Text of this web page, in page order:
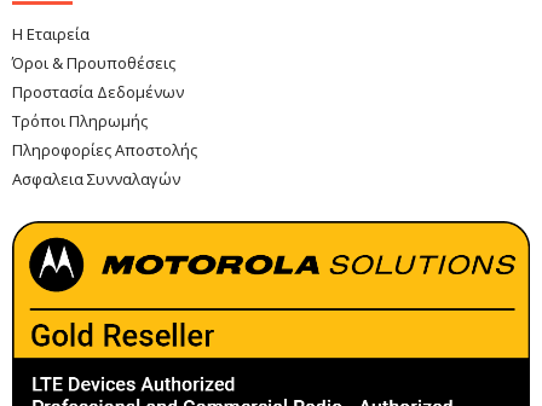
Η Εταιρεία
Όροι & Προυποθέσεις
Προστασία Δεδομένων
Τρόποι Πληρωμής
Πληροφορίες Αποστολής
Ασφαλεια Συνναλαγών